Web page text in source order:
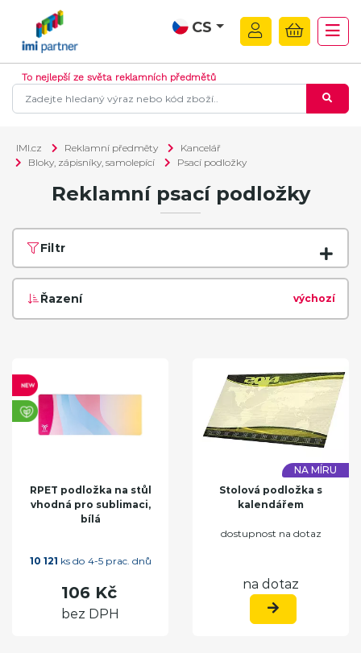
CS
To nejlepší ze světa reklamních předmětů
IMI.cz Reklamní předměty
Kancelář
Bloky, zápisníky, samolepící
Psací podložky
Reklamní psací podložky
Filtr
Řazení výchozí
RPET podložka na stůl
vhodná pro sublimaci,
bílá
10 121 ks do 4-5 prac. dnů
106 Kč
bez DPH
NA MÍRU
Stolová podložka s
kalendářem
dostupnost na dotaz
na dotaz